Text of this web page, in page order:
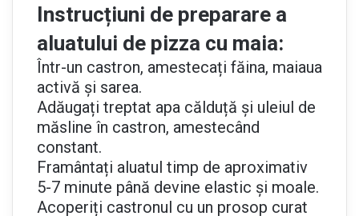
Instrucțiuni de preparare a
aluatului de pizza cu maia:
Într-un castron, amestecați făina, maiaua
activă și sarea.
Adăugați treptat apa călduță și uleiul de
măsline în castron, amestecând
constant.
Framântați aluatul timp de aproximativ
5-7 minute până devine elastic și moale.
Acoperiți castronul cu un prosop curat